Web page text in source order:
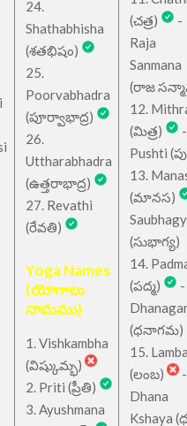
24.
Shathabhisha
(శతభిషం)
25.
Poorvabhadra
(పూర్వాభాద్ర)
26.
Uttharabhadra
(ఉత్తరాభాద్ర)
27. Revathi
(రేవతి)
Yoga Names
(యోగాలు
నామము)
1. Vishkambha
(విష్కుమ్భ)
2. Priti (ప్రీతి)
3. Ayushmana
(చత్ర)
-
Raja
Sanmana
(రాజ
12.
(మిత్ర)
-
Pushti
13.
(మానస)
(సుభాగ్య)
14.
(పద్మ)
-
(ధనాగమ)
15.
(లంబ)
-
Dhana
Kshaya